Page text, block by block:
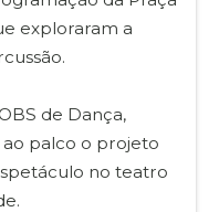
exploraram a
de Dança,
palco o projeto
no teatro